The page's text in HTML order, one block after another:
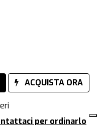
ACQUISTA ORA
per ordinarlo